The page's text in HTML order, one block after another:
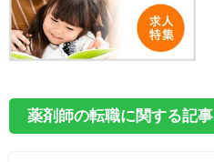
薬剤師の転職に関する記事